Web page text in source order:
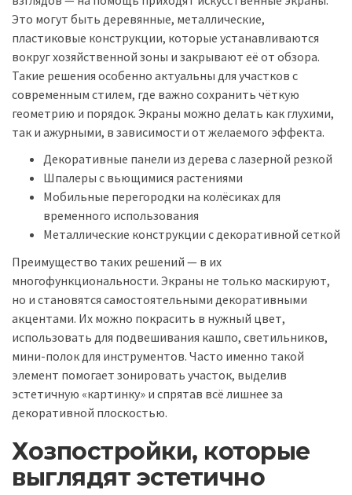
Это могут быть деревянные, металлические,
пластиковые конструкции, которые устанавливаются
вокруг хозяйственной зоны и закрывают её от обзора.
Такие решения особенно актуальны для участков с
современным стилем, где важно сохранить чёткую
геометрию и порядок. Экраны можно делать как глухими,
так и ажурными, в зависимости от желаемого эффекта.
Декоративные панели из дерева с лазерной резкой
Шпалеры с вьющимися растениями
Мобильные перегородки на колёсиках для
временного использования
Металлические конструкции с декоративной сеткой
Преимущество таких решений — в их
многофункциональности. Экраны не только маскируют,
но и становятся самостоятельными декоративными
акцентами. Их можно покрасить в нужный цвет,
использовать для подвешивания кашпо, светильников,
мини-полок для инструментов. Часто именно такой
элемент помогает зонировать участок, выделив
эстетичную «картинку» и спрятав всё лишнее за
декоративной плоскостью.
Хозпостройки, которые
выглядят эстетично